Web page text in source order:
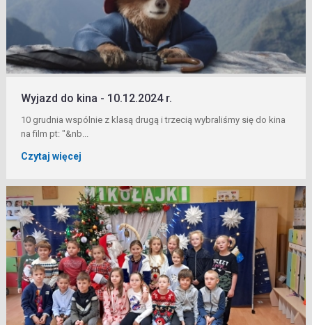
Wyjazd do kina - 10.12.2024 r.
10 grudnia wspólnie z klasą drugą i trzecią wybraliśmy się do kina
na film pt: "&nb...
Czytaj więcej